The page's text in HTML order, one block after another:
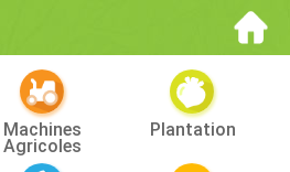
Machines
Agricoles
Plantation